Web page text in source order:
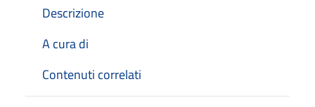
Descrizione
A cura di
Contenuti correlati